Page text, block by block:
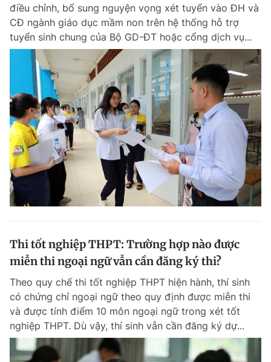
điều chỉnh, bổ sung nguyện vọng xét tuyển vào ĐH và
CĐ ngành giáo dục mầm non trên hệ thống hỗ trợ
tuyển sinh chung của Bộ GD-ĐT hoặc cổng dịch vụ...
Thi tốt nghiệp THPT: Trường hợp nào được
miễn thi ngoại ngữ vẫn cần đăng ký thi?
Theo quy chế thi tốt nghiệp THPT hiện hành, thí sinh
có chứng chỉ ngoại ngữ theo quy định được miễn thi
và được tính điểm 10 môn ngoại ngữ trong xét tốt
nghiệp THPT. Dù vậy, thí sinh vẫn cần đăng ký dự...